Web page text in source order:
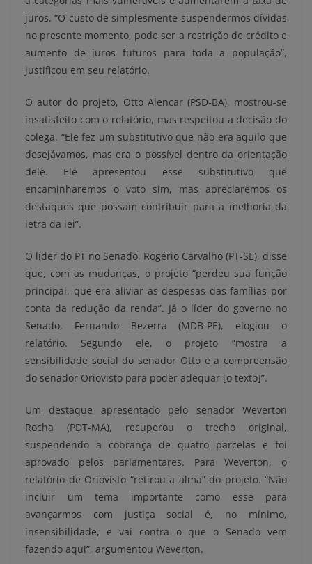
juros. “O custo de simplesmente suspendermos dívidas
no presente momento, pode ser a restrição de crédito e
aumento de juros futuros para toda a população”,
justificou em seu relatório.
O autor do projeto, Otto Alencar (PSD-BA), mostrou-se
insatisfeito com o relatório, mas respeitou a decisão do
colega. “Ele fez um substitutivo que não era aquilo que
desejávamos, mas era o possível dentro da orientação
dele. Ele apresentou esse substitutivo que
encaminharemos o voto sim, mas apreciaremos os
destaques que possam contribuir para a melhoria da
letra da lei”.
O líder do PT no Senado, Rogério Carvalho (PT-SE), disse
que, com as mudanças, o projeto “perdeu sua função
principal, que era aliviar as despesas das famílias por
conta da redução da renda”. Já o líder do governo no
Senado, Fernando Bezerra (MDB-PE), elogiou o
relatório. Segundo ele, o projeto “mostra a
sensibilidade social do senador Otto e a compreensão
do senador Oriovisto para poder adequar [o texto]”.
Um destaque apresentado pelo senador Weverton
Rocha (PDT-MA), recuperou o trecho original,
suspendendo a cobrança de quatro parcelas e foi
aprovado pelos parlamentares. Para Weverton, o
relatório de Oriovisto “retirou a alma” do projeto. “Não
incluir um tema importante como esse para
avançarmos com justiça social é, no mínimo,
insensibilidade, e vai contra o que o Senado vem
fazendo aqui”, argumentou Weverton.